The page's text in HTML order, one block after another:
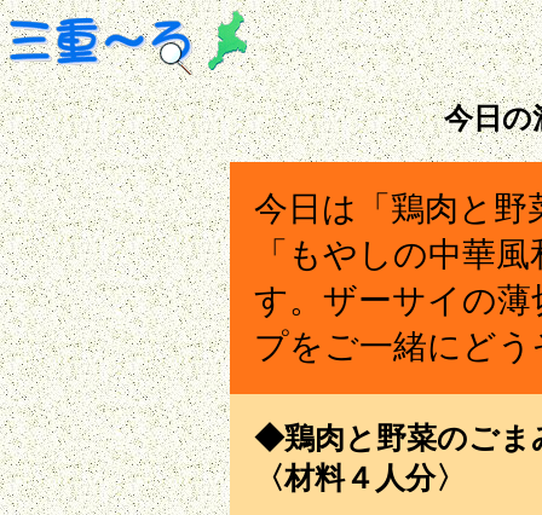
今日の
今日は「鶏肉と
「もやしの中華
す。ザーサイの
プをご一緒にどう
◆鶏肉と野菜のごま
〈材料４人分〉